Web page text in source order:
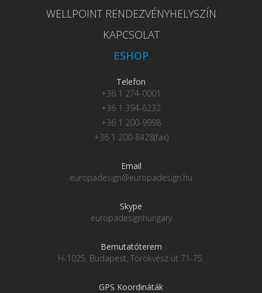
WELLPOINT RENDEZVÉNYHELYSZÍN
KAPCSOLAT
ESHOP
Telefon
+36 1 274-0001
+36 1 394-6232
+36 1 200-9998
+36 1 200-8428(fax)
Email
europadesign@europadesign.hu
Skype
europadesignhungary
Bemutatóterem
H-1025, Budapest, Törökvész út 71-75.
GPS Koordináták